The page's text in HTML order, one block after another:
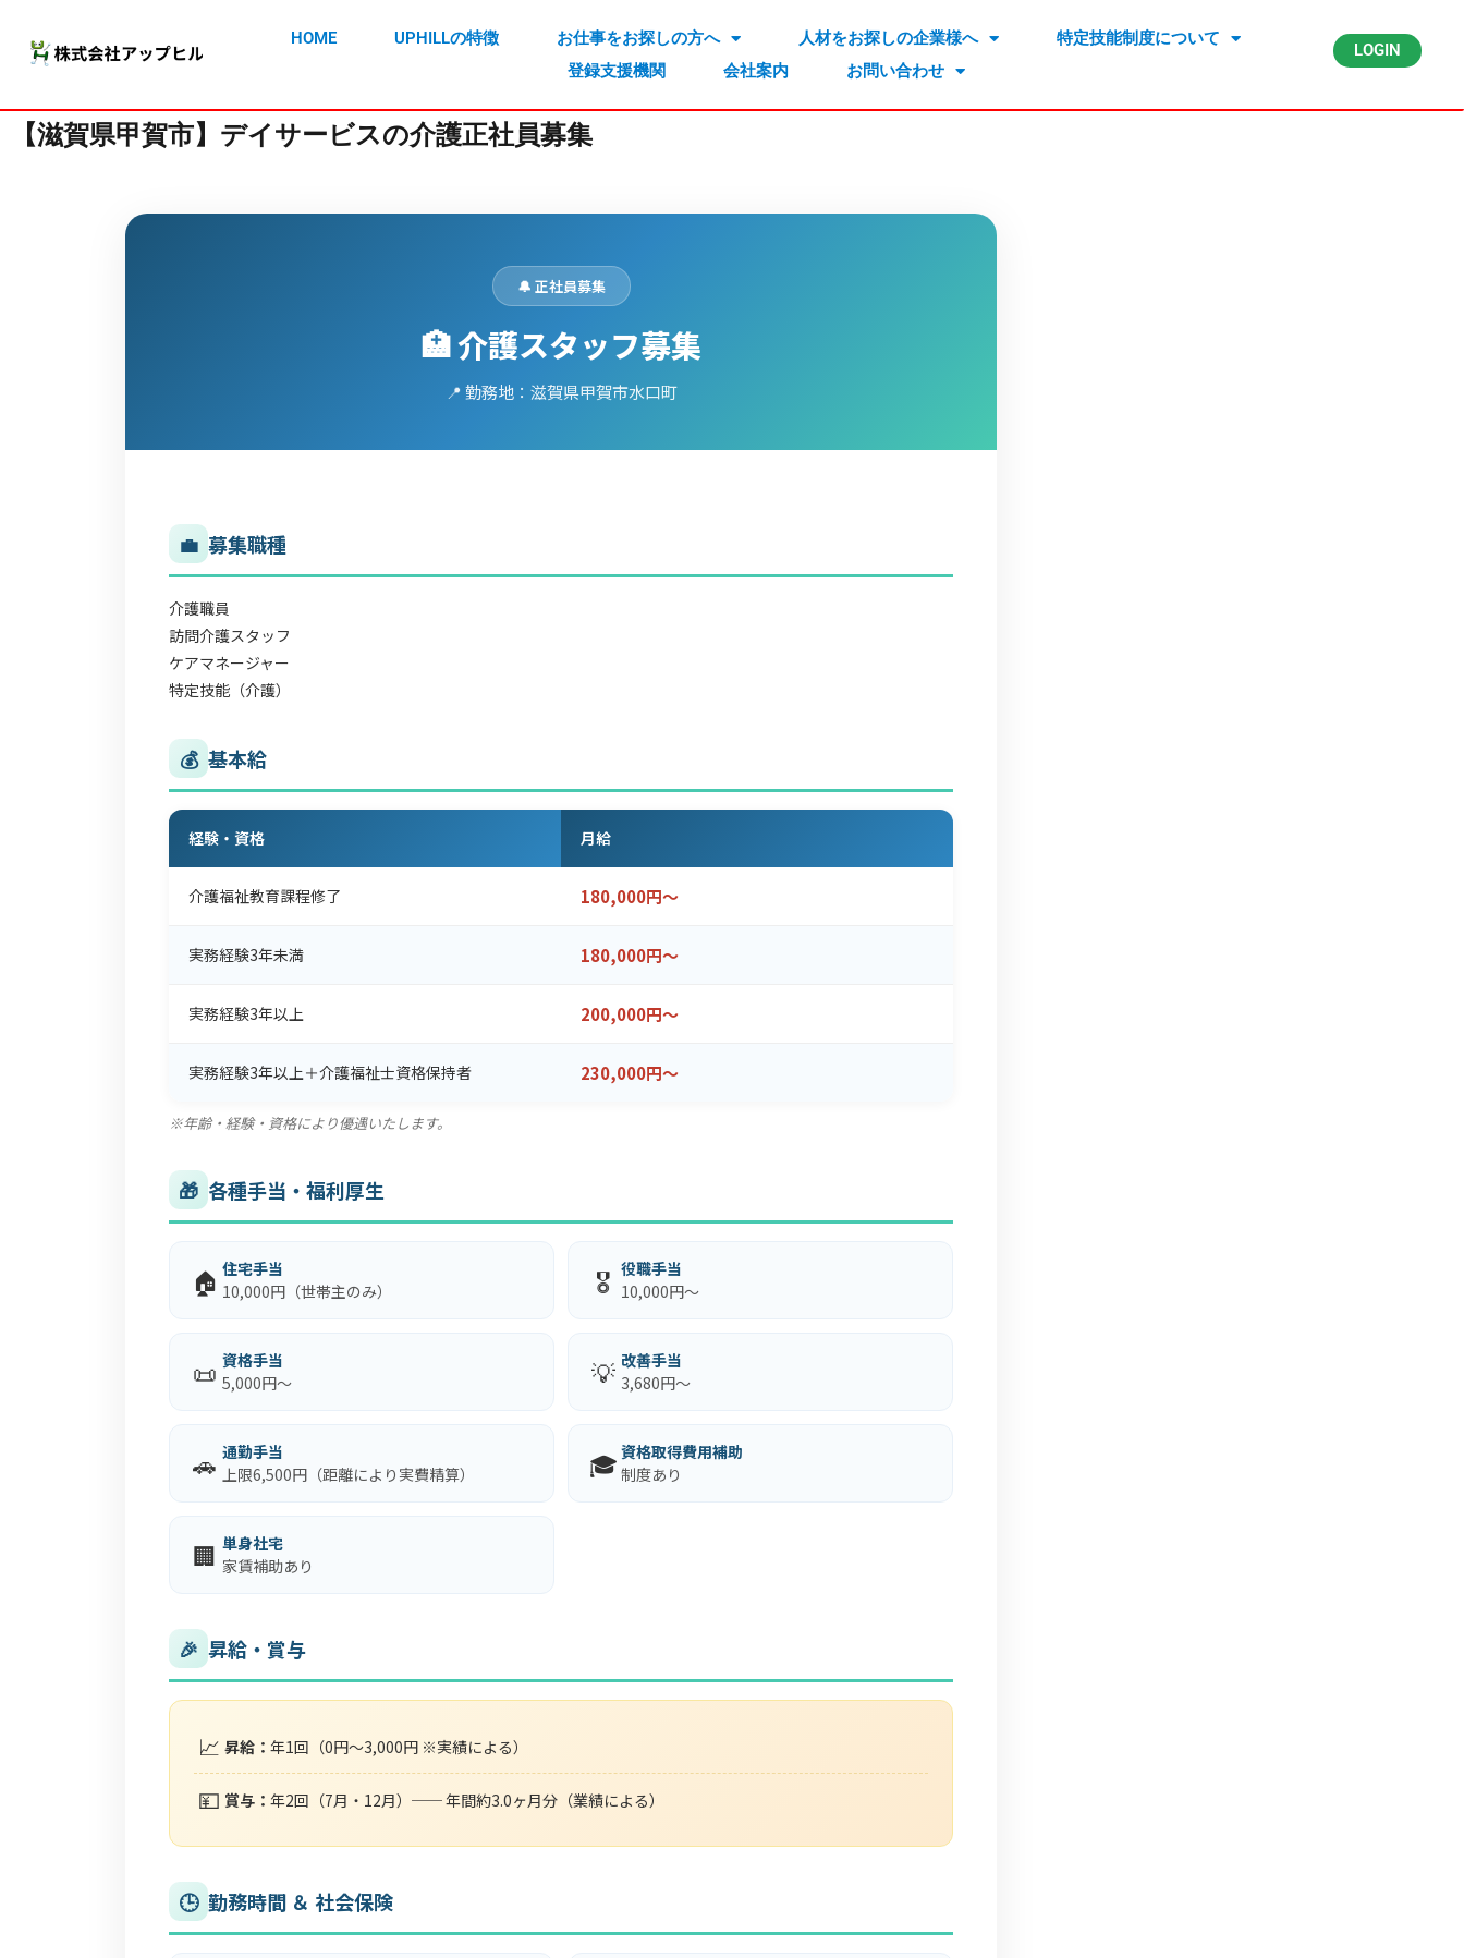
HOME UPHILLの特徴 お仕事をお探しの方へ 人材をお探しの企業様へ
特定技能制度について
登録支援機関
会社案内 お問い合わせ
LOGIN
【滋賀県甲賀市】デイサービスの介護正社員募集
🔔 正社員募集
🏥 介護スタッフ募集
📍 勤務地：滋賀県甲賀市水口町
💼 募集職種
介護職員
訪問介護スタッフ
ケアマネージャー
特定技能（介護）
💰 基本給
経験・資格 月給
介護福祉教育課程修了 180,000円～
実務経験3年未満 180,000円～
実務経験3年以上 200,000円～
実務経験3年以上＋介護福祉士資格保持者 230,000円～
※年齢・経験・資格により優遇いたします。
🎁 各種手当・福利厚生
🏠 住宅手当
10,000円（世帯主のみ）
🎖 役職手当
10,000円～
📜 資格手当
5,000円～
💡 改善手当
3,680円～
🚗 通勤手当
上限6,500円（距離により実費精算）
🎓 資格取得費用補助
制度あり
🏢 単身社宅
家賃補助あり
🎉 昇給・賞与
📈 昇給： 年1回（0円～3,000円 ※実績による）
💴 賞与： 年2回（7月・12月）── 年間約3.0ヶ月分（業績による）
🕒 勤務時間 ＆ 社会保険